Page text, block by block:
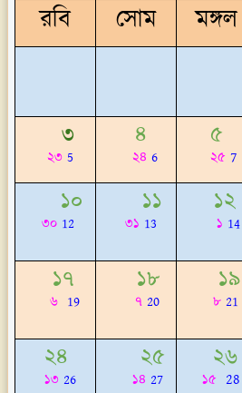
রবি সোম মঙ্গল
৩
২৩ 5
৪
২৪ 6
৫
২৫ 7
১০
৩০ 12
১১
৩১ 13
১২
১ 14
১৭
৬ 19
১৮
৭ 20
১৯
৮ 21
২৪
১৩ 26
২৫
১৪ 27
২৬
১৫ 28